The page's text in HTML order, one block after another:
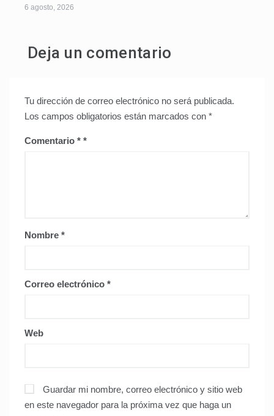
6 agosto, 2026
Deja un comentario
Tu dirección de correo electrónico no será publicada.
Los campos obligatorios están marcados con *
Comentario *
Nombre *
Correo electrónico *
Web
Guardar mi nombre, correo electrónico y sitio web
en este navegador para la próxima vez que haga un